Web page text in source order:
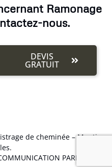
Ramonage
nous.
DEVIS
GRATUIT
de cheminée –Mentions
.
PARIS